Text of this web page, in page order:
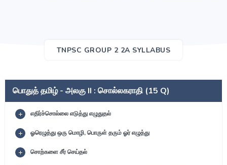
TNPSC GROUP 2 2A SYLLABUS
பொதுத் தமிழ் - அலகு II : சொல்லகராதி (15 Q)
எதிர்ச்சொல்லை எடுத்து எழுதுதல்
ஓரெழுத்து ஒரு மொழி, பொருள் தரும் ஓர் எழுத்து
சொற்களை சீர் செய்தல்